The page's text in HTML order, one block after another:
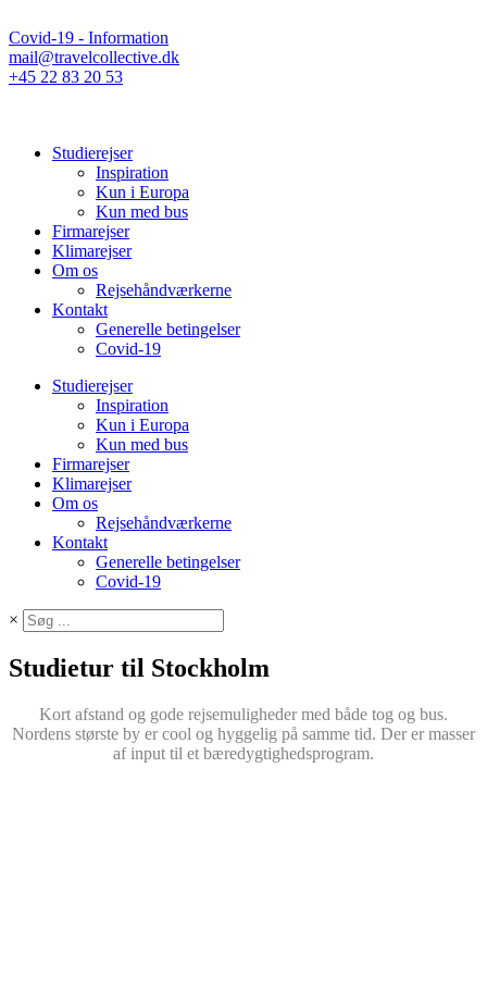
Covid-19 - Information
mail@travelcollective.dk
+45 22 83 20 53
Studierejser
Inspiration
Kun i Europa
Kun med bus
Firmarejser
Klimarejser
Om os
Rejsehåndværkerne
Kontakt
Generelle betingelser
Covid-19
Studierejser
Inspiration
Kun i Europa
Kun med bus
Firmarejser
Klimarejser
Om os
Rejsehåndværkerne
Kontakt
Generelle betingelser
Covid-19
×
Studietur til Stockholm
Kort afstand og gode rejsemuligheder med både tog og bus.
Nordens største by er cool og hyggelig på samme tid. Der er masser
af input til et bæredygtighedsprogram.